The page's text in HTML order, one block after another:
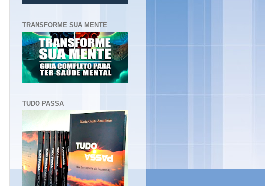
TRANSFORME SUA MENTE
TUDO PASSA